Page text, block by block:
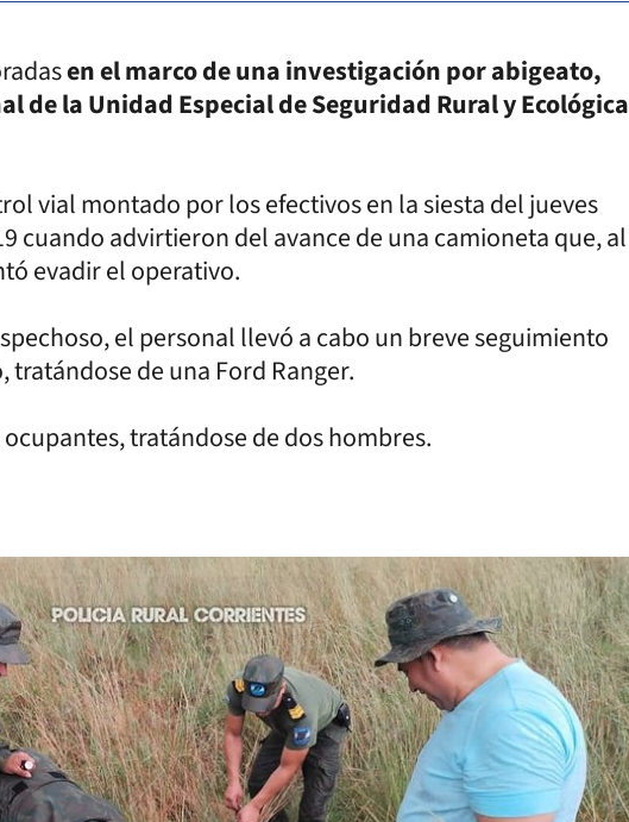
en el marco de una investigación por abigeato,
de la Unidad Especial de Seguridad Rural y Ecológica
vial montado por los efectivos en la siesta del jueves
cuando advirtieron del avance de una camioneta que, al
evadir el operativo.
el personal llevó a cabo un breve seguimiento
de una Ford Ranger.
tratándose de dos hombres.